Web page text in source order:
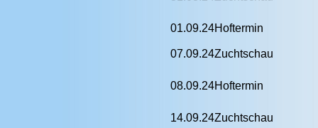
01.09.24Hoftermin
07.09.24Zuchtschau
08.09.24Hoftermin
14.09.24Zuchtschau